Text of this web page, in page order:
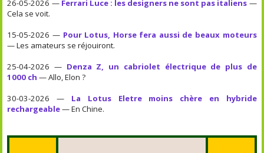
26-05-2026 — Ferrari Luce : les designers ne sont pas italiens —
Cela se voit.
15-05-2026 — Pour Lotus, Horse fera aussi de beaux moteurs
— Les amateurs se réjouiront.
25-04-2026 — Denza Z, un cabriolet électrique de plus de
1000 ch — Allo, Elon ?
30-03-2026 — La Lotus Eletre moins chère en hybride
rechargeable— En Chine.